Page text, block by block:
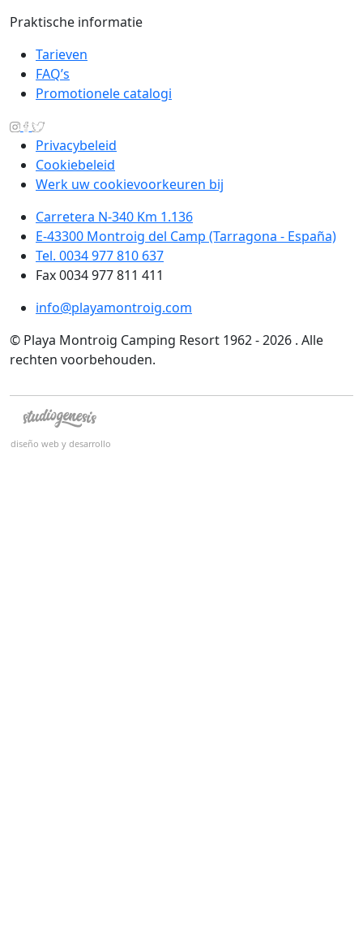
Praktische informatie
Tarieven
FAQ’s
Promotionele catalogi
Privacybeleid
Cookiebeleid
Werk uw cookievoorkeuren bij
Carretera N-340 Km 1.136
E-43300 Montroig del Camp (Tarragona - España)
Tel. 0034 977 810 637
Fax 0034 977 811 411
info@playamontroig.com
© Playa Montroig Camping Resort 1962 - 2026 . Alle
rechten voorbehouden.